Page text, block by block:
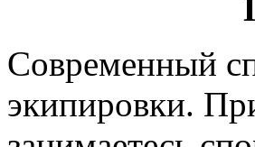
Современный
экипировки.